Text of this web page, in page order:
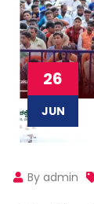
26
JUN
By admin